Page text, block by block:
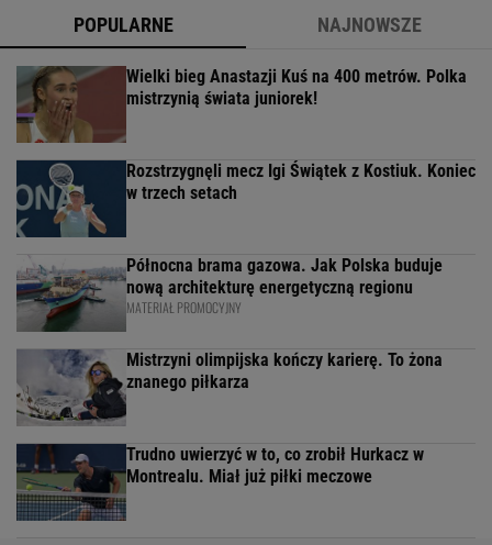
POPULARNE NAJNOWSZE
Wielki bieg Anastazji Kuś na 400 metrów. Polka
mistrzynią świata juniorek!
Rozstrzygnęli mecz Igi Świątek z Kostiuk. Koniec
w trzech setach
Północna brama gazowa. Jak Polska buduje
nową architekturę energetyczną regionu
MATERIAŁ PROMOCYJNY
Mistrzyni olimpijska kończy karierę. To żona
znanego piłkarza
Trudno uwierzyć w to, co zrobił Hurkacz w
Montrealu. Miał już piłki meczowe